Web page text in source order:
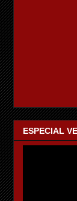
ESPECIAL